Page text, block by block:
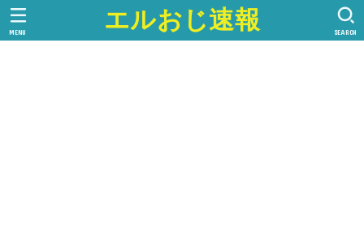
エルおじ速報 SEARCH
MENU